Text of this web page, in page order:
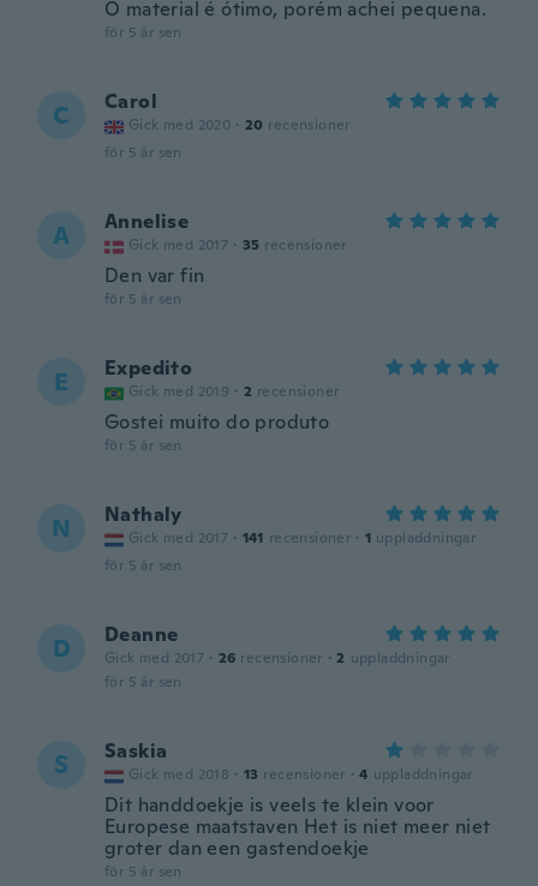
O material é ótimo, porém achei pequena.
för 5 år sen
C Carol
Gick med 2020 · 20 recensioner
för 5 år sen
A Annelise
Gick med 2017 · 35 recensioner
Den var fin
för 5 år sen
E Expedito
Gick med 2019 · 2 recensioner
Gostei muito do produto
för 5 år sen
N Nathaly
Gick med 2017 · 141 recensioner · 1 uppladdningar
för 5 år sen
D Deanne
Gick med 2017 · 26 recensioner · 2 uppladdningar
för 5 år sen
S Saskia
Gick med 2018 · 13 recensioner · 4 uppladdningar
Dit handdoekje is veels te klein voor
Europese maatstaven Het is niet meer niet
groter dan een gastendoekje
för 5 år sen